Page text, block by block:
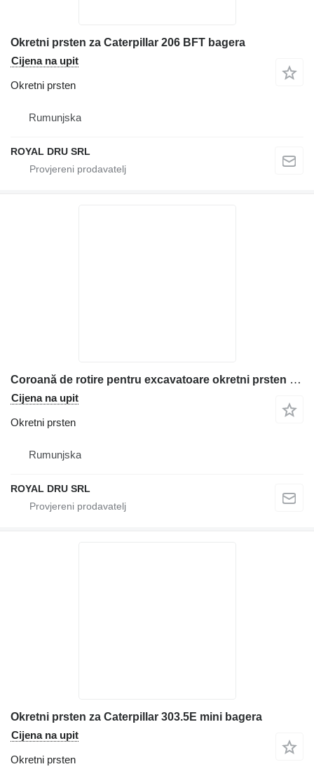
Okretni prsten za Caterpillar 206 BFT bagera
Cijena na upit
Okretni prsten
Rumunjska
ROYAL DRU SRL
Coroană de rotire pentru excavatoare okretni prsten za Caterpillar građevinskog stroja
Cijena na upit
Okretni prsten
Rumunjska
ROYAL DRU SRL
Okretni prsten za Caterpillar 303.5E mini bagera
Cijena na upit
Okretni prsten